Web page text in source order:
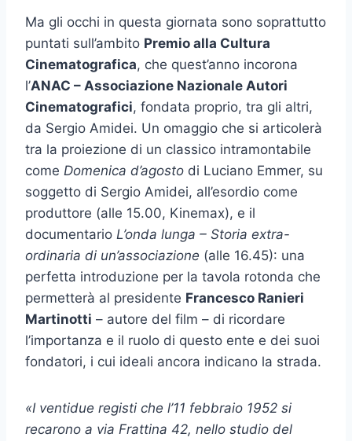
Ma gli occhi in questa giornata sono soprattutto
puntati sull’ambito Premio alla Cultura
Cinematografica, che quest’anno incorona
l’ANAC – Associazione Nazionale Autori
Cinematografici, fondata proprio, tra gli altri,
da Sergio Amidei. Un omaggio che si articolerà
tra la proiezione di un classico intramontabile
come Domenica d’agosto di Luciano Emmer, su
soggetto di Sergio Amidei, all’esordio come
produttore (alle 15.00, Kinemax), e il
documentario L’onda lunga – Storia extra-
ordinaria di un’associazione (alle 16.45): una
perfetta introduzione per la tavola rotonda che
permetterà al presidente Francesco Ranieri
Martinotti – autore del film – di ricordare
l’importanza e il ruolo di questo ente e dei suoi
fondatori, i cui ideali ancora indicano la strada.
«I ventidue registi che l’11 febbraio 1952 si
recarono a via Frattina 42, nello studio del